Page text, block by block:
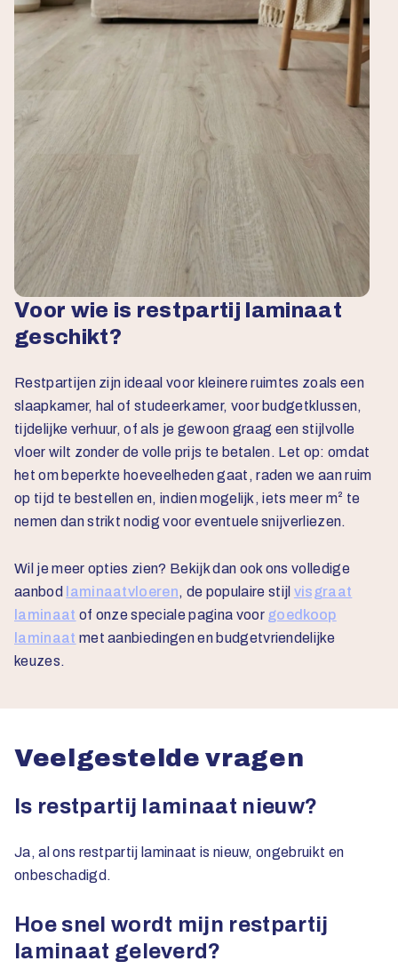
Voor wie is restpartij laminaat
geschikt?
Restpartijen zijn ideaal voor kleinere ruimtes zoals een
slaapkamer, hal of studeerkamer, voor budgetklussen,
tijdelijke verhuur, of als je gewoon graag een stijlvolle
vloer wilt zonder de volle prijs te betalen. Let op: omdat
het om beperkte hoeveelheden gaat, raden we aan ruim
op tijd te bestellen en, indien mogelijk, iets meer m² te
nemen dan strikt nodig voor eventuele snijverliezen.
Wil je meer opties zien? Bekijk dan ook ons volledige
aanbod
laminaatvloeren, de populaire stijl visgraat
laminaat of onze speciale pagina voor goedkoop
laminaat met aanbiedingen en budgetvriendelijke
keuzes.
Veelgestelde vragen
Is restpartij laminaat nieuw?
Ja, al ons restpartij laminaat is nieuw, ongebruikt en
onbeschadigd.
Hoe snel wordt mijn restpartij
laminaat geleverd?